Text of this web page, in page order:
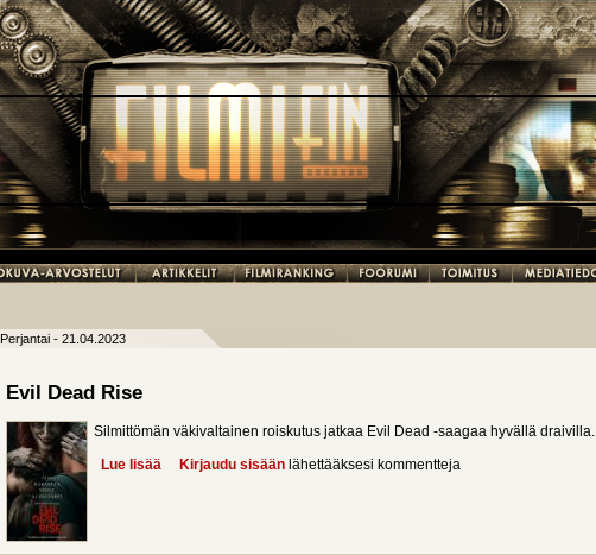
Perjantai - 21.04.2023
Evil Dead Rise
Silmittömän väkivaltainen roiskutus jatkaa Evil Dead -saagaa hyvällä draivilla.
Lue lisää about Evil Dead Rise
Kirjaudu sisään lähettääksesi kommentteja